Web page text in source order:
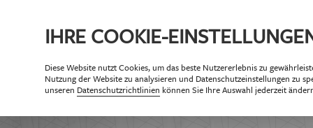
Partner der
IHRE COOKIE-
DieseWebsite nutzt Cookies, um das beste Nutzererlebnis zu
Nutzung derWebsitezu analysieren und Datenschutzeinstellungen zu
unseren Datenschutzrichtlinien können Sie Ihre Auswahl jederzeit